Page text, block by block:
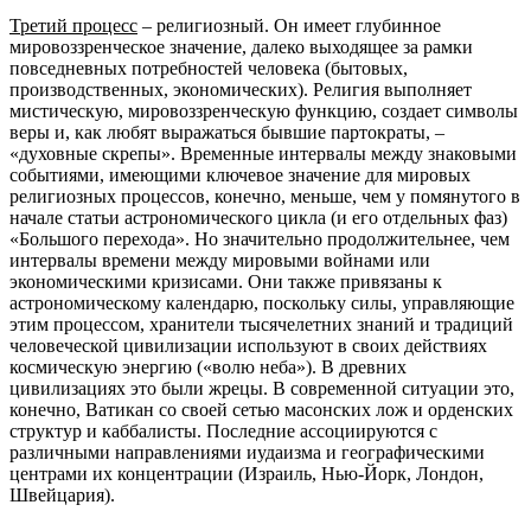
Третий процесс – религиозный. Он имеет глубинное
мировоззренческое значение, далеко выходящее за рамки
повседневных потребностей человека (бытовых,
производственных, экономических). Религия выполняет
мистическую, мировоззренческую функцию, создает символы
веры и, как любят выражаться бывшие партократы, –
«духовные скрепы». Временные интервалы между знаковыми
событиями, имеющими ключевое значение для мировых
религиозных процессов, конечно, меньше, чем у помянутого в
начале статьи астрономического цикла (и его отдельных фаз)
«Большого перехода». Но значительно продолжительнее, чем
интервалы времени между мировыми войнами или
экономическими кризисами. Они также привязаны к
астрономическому календарю, поскольку силы, управляющие
этим процессом, хранители тысячелетних знаний и традиций
человеческой цивилизации используют в своих действиях
космическую энергию («волю неба»). В древних
цивилизациях это были жрецы. В современной ситуации это,
конечно, Ватикан со своей сетью масонских лож и орденских
структур и каббалисты. Последние ассоциируются с
различными направлениями иудаизма и географическими
центрами их концентрации (Израиль, Нью-Йорк, Лондон,
Швейцария).